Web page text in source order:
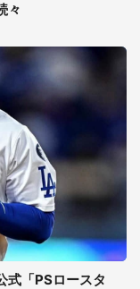
々
式「PSロースタ